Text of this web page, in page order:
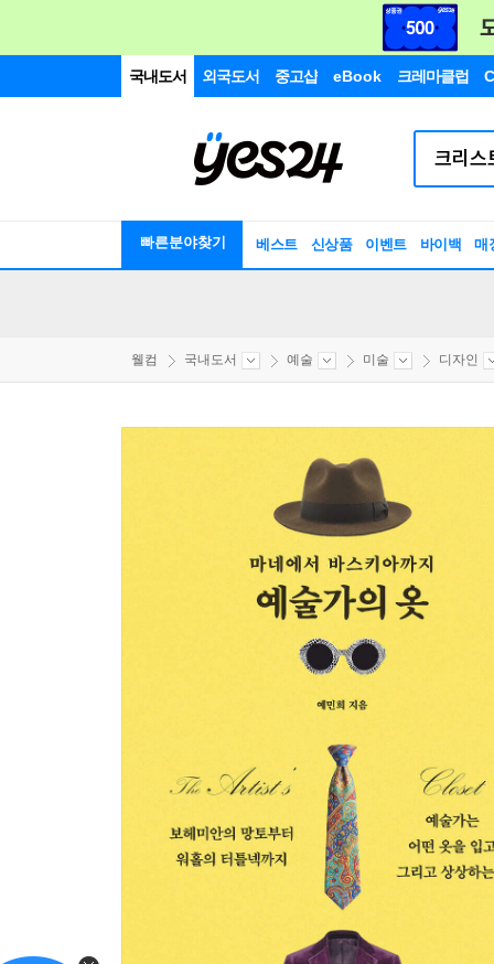
국내도서 외국도서 중고샵 eBook 크레마클럽
빠른분야찾기 베스트 신상품 이벤트 바이백 매
웰컴 국내도서 예술 미술 디자인